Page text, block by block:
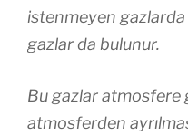
istenmeyen
gazlar da bulunur.
Bu gazlar atmosfere
atmosferden